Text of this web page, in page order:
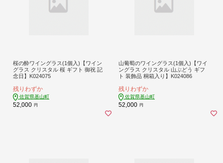
桜の酔ワイングラス(1個入)【ワイン
グラス クリスタル 桜 ギフト 御祝 記
念日】K024075
残りわずか
佐賀県基山町
52,000 円
山葡萄のワイングラス(1個入)【ワイ
ングラス クリスタル 山ぶどう ギフ
ト 装飾品 桐箱入り】K024086
残りわずか
佐賀県基山町
52,000 円